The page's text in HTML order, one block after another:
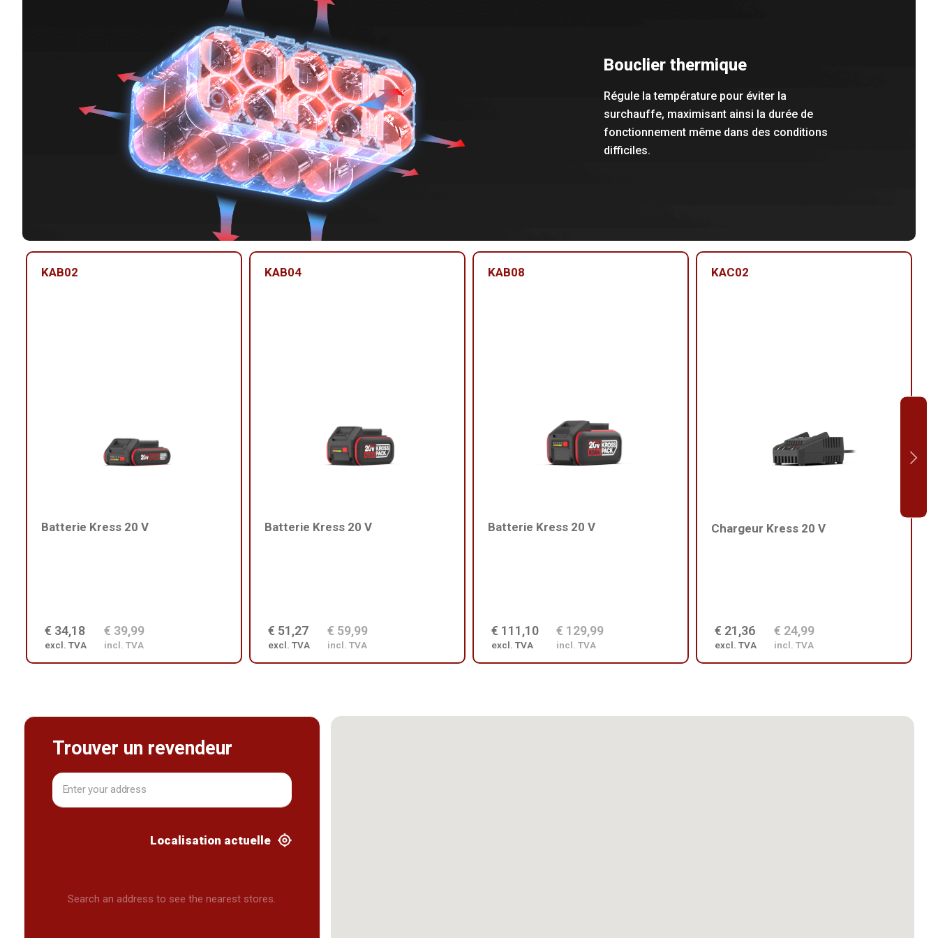
Bouclier thermique
Régule la température pour éviter la
surchauffe, maximisant ainsi la durée de
fonctionnement même dans des conditions
difficiles.
KAB02
Batterie Kress 20 V
€ 34,18
excl. TVA
€ 39,99
incl. TVA
KAB04
Batterie Kress 20 V
€ 51,27
excl. TVA
€ 59,99
incl. TVA
KAB08
Batterie Kress 20 V
€ 111,10
excl. TVA
€ 129,99
incl. TVA
KAC02
Chargeur Kress 20 V
€ 21,36
excl. TVA
€ 24,99
incl. TVA
Trouver un revendeur
Localisation actuelle
Search an address to see the nearest stores.